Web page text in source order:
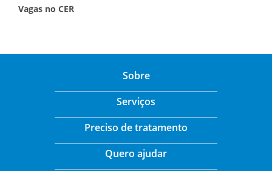
Vagas no CER
Sobre
Serviços
Preciso de tratamento
Quero ajudar